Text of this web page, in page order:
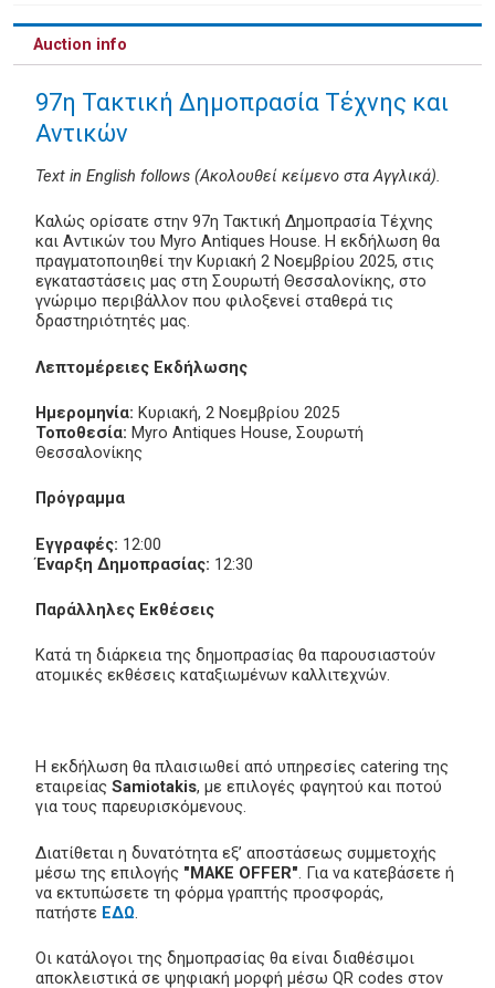
Auction info
97η Τακτική Δημοπρασία Τέχνης και
Αντικών
Text in English follows (Ακολουθεί κείμενο στα Αγγλικά).
Καλώς ορίσατε στην 97η Τακτική Δημοπρασία Τέχνης
και Αντικών του Myro Antiques House. Η εκδήλωση θα
πραγματοποιηθεί την Κυριακή 2 Νοεμβρίου 2025, στις
εγκαταστάσεις μας στη Σουρωτή Θεσσαλονίκης, στο
γνώριμο περιβάλλον που φιλοξενεί σταθερά τις
δραστηριότητές μας.
Λεπτομέρειες Εκδήλωσης
Ημερομηνία: Κυριακή, 2 Νοεμβρίου 2025
Τοποθεσία: Myro Antiques House, Σουρωτή
Θεσσαλονίκης
Πρόγραμμα
Εγγραφές: 12:00
Έναρξη Δημοπρασίας: 12:30
Παράλληλες Εκθέσεις
Κατά τη διάρκεια της δημοπρασίας θα παρουσιαστούν
ατομικές εκθέσεις καταξιωμένων καλλιτεχνών.
Η εκδήλωση θα πλαισιωθεί από υπηρεσίες catering της
εταιρείας Samiotakis, με επιλογές φαγητού και ποτού
για τους παρευρισκόμενους.
Διατίθεται η δυνατότητα εξ’ αποστάσεως συμμετοχής
μέσω της επιλογής "MAKE OFFER" . Για να κατεβάσετε ή
να εκτυπώσετε τη φόρμα γραπτής προσφοράς,
πατήστε ΕΔΩ
Οι κατάλογοι της δημοπρασίας θα είναι διαθέσιμοι
αποκλειστικά σε ψηφιακή μορφή μέσω QR codes στον